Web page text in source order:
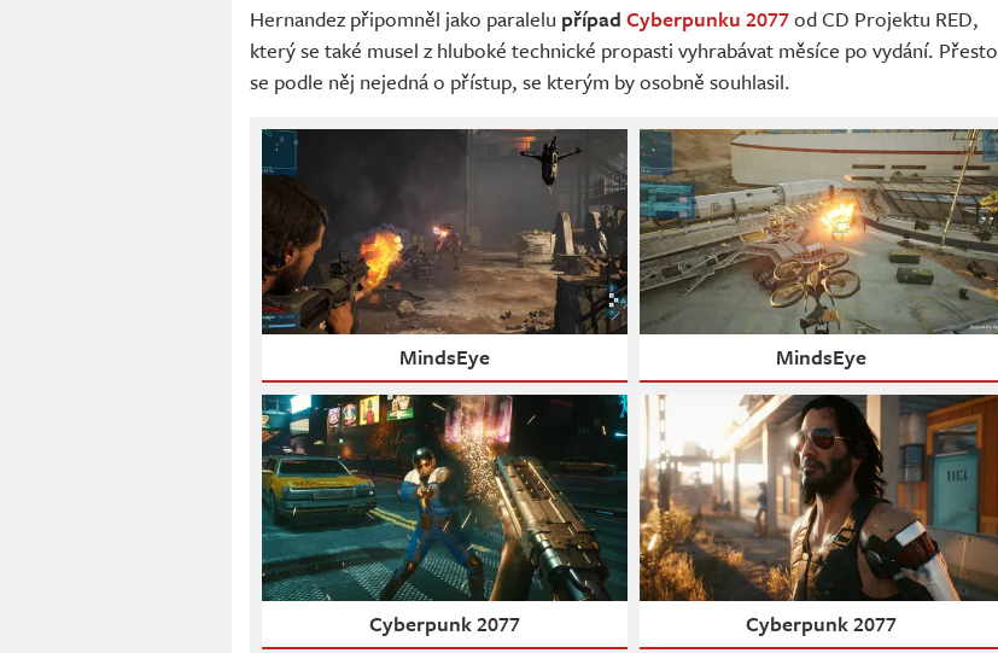
Hernandez připomněl jako paralelu případ Cyberpunku 2077od CD Projektu RED,
který se také musel z hluboké technické propasti vyhrabávat měsíce po vydání. Přesto
se podle něj nejedná o přístup, se kterým by osobně souhlasil.
MindsEye MindsEye
Cyberpunk 2077 Cyberpunk 2077